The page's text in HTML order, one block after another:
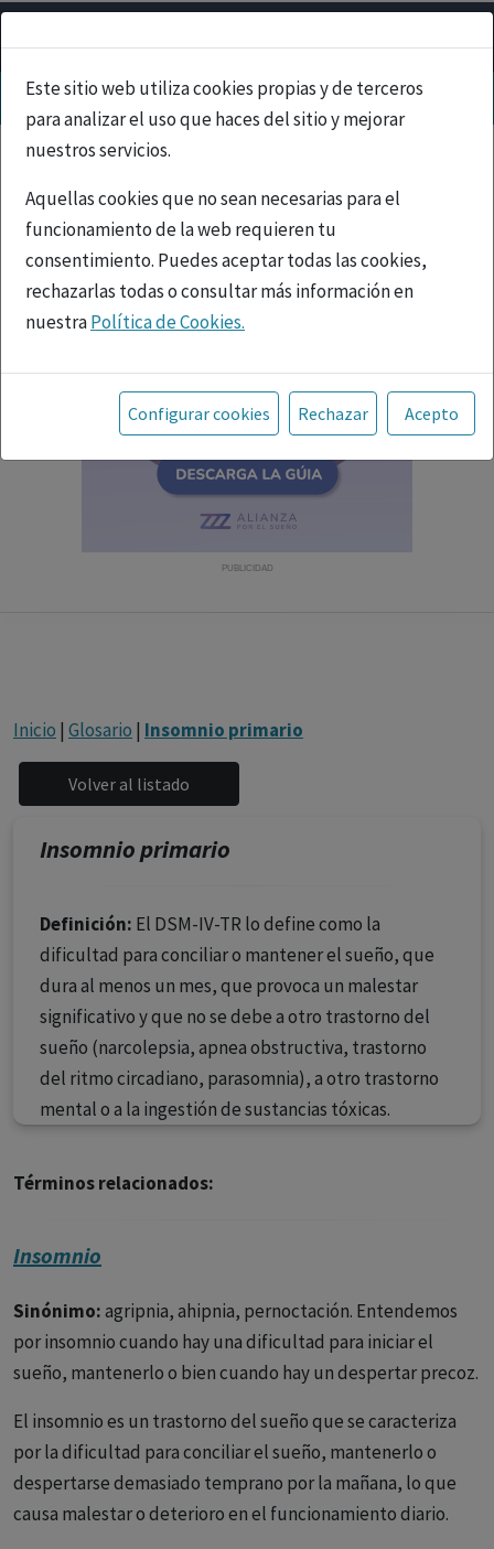
Este sitio web utiliza cookies propias y de terceros
para analizar el uso que haces del sitio y mejorar
nuestros servicios.
Aquellas cookies que no sean necesarias para el
funcionamiento de la web requieren tu
consentimiento. Puedes aceptar todas las cookies,
rechazarlas todas o consultar más información en
nuestraPolítica de Cookies.
Toda la información incluida en la Página Web está
referida a productos del mercado español y, por
tanto, dirigida a profesionales sanitarios legalmente
facultados para prescribir o dispensar medicamentos
con ejercicio profesional. La información técnica de los
fármacos se facilita a título meramente informativo,
Configurar cookies Rechazar Acepto
PUBLICIDAD
Inicio | Glosario | Insomnio primario
Insomnio primario
Definición: El DSM-IV-TR lo define como la
dificultad para conciliar o mantener el sueño, que
dura al menos un mes, que provoca un malestar
significativo y que no se debe a otro trastorno del
sueño (narcolepsia, apnea obstructiva, trastorno
del ritmo circadiano, parasomnia), a otro trastorno
mental o a la ingestión de sustancias tóxicas.
Términos relacionados:
Insomnio
Sinónimo:agripnia, ahipnia, pernoctación. Entendemos
por insomnio cuando hay una dificultad para iniciar el
sueño, mantenerlo o bien cuando hay un despertar precoz.
El insomnio es un trastorno del sueño que se caracteriza
por la dificultad para conciliar el sueño, mantenerlo o
despertarse demasiado temprano por la mañana, lo que
causa malestar o deterioro en el funcionamiento diario.